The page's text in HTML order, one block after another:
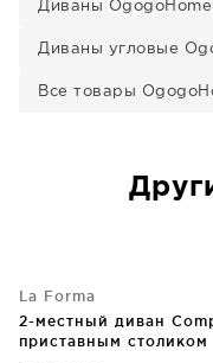
Диваны OgogoHome
Диваны угловые
Все товары
La Forma
2-местный диван
приставным столиком